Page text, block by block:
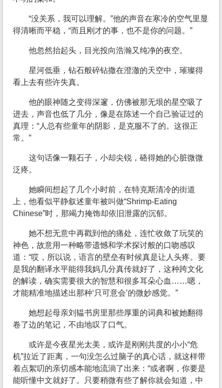
“没关系，我可以理解。”他的声音在寒冷的空气里显
得清晰而平稳，“而且刚才的事，也不是你的问题。”
他忽然抬起头，目光投向浩瀚又纯净的夜空。
星河低垂，钻石般碎钻撒在澄澈的天空中，璀璨得
看上去有些许失真。
他的眼神随之变得深邃，仿佛被那无垠的星空吸了
进去，声音也低了几分，像是在陈述一个自己验证过的
真理：“人总有些童年的阴影，是克服不了的。这很正
常。”
这句话像一颗石子，小却尖锐，硌得她的心脏微微
泛疼。
她瞬间想起了几个小时前，在特克斯清冷的街道
上，他看似平静叙述童年被叫做“Shrimp-Eating
Chinese”时，那竭力掩饰却依旧泄露的沉郁。
她不想无意中再戳到他的痛处，连忙收敛了玩笑的
神色，故意用一种略带遗憾和学术探讨般的口吻感叹
道：“哎，所以说，语言的壁垒有时候真是让人头疼。要
是我的翻译水平能得我妈几分真传就好了，这种跨文化
的解读，确实需要很大的智慧和很多耳朵心血……嗯，
才能精准地描述出那种‘只可意会’的微妙感觉。”
她想起母亲刘韫书房里那些厚重的词典和被她翻得
卷了边的笔记，不由地叹了口气。
或许是今夜星光太美，或许是刚刚共度的小小“危
机”拉近了距离，一句没怎么过脑子的真心话，就这样带
着点絮叨的亲切感本能地流淌了出来：“或者啊，你要是
能听懂中文就好了。只要稍微有些了解你就会知道，中